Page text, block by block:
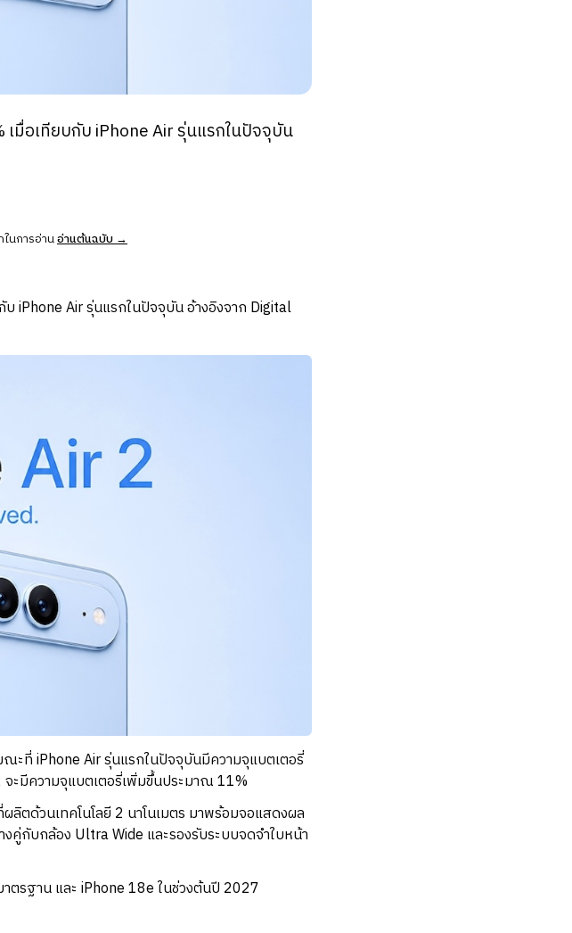
มื่อเทียบกับ iPhone Air รุ่นแรกในปัจจุบัน
นการอ่านอ่านต้นฉบับ →
iPhone Air รุ่นแรกในปัจจุบัน อ้างอิงจาก Digital
ะที่ iPhone Air รุ่นแรกในปัจจุบันมีความจุแบตเตอรี่
ะมีความจุแบตเตอรี่เพิ่มขึ้นประมาณ 11%
ลิตด้วนเทคโนโลยี 2 นาโนเมตร มาพร้อมจอแสดงผล
คู่กับกล้อง Ultra Wide และรองรับระบบจดจำใบหน้า
ตรฐาน และ iPhone 18e ในช่วงต้นปี 2027